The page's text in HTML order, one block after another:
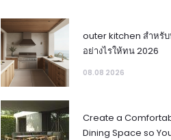
outer kitchen สำหรับ
อย่างไรให้ทน 2026
08.08 2026
Create a
Dining Space so